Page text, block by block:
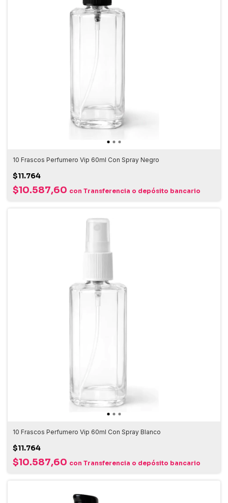
10 Frascos Perfumero Vip 60ml Con Spray Negro
$11.764
$10.587,60 con Transferencia o depósito bancario
10 Frascos Perfumero Vip 60ml Con Spray Blanco
$11.764
$10.587,60 con Transferencia o depósito bancario